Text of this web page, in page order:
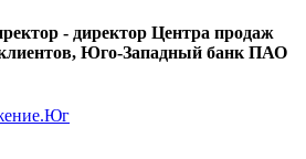
- директор Центра продаж
Юго-Западный банк ПАО